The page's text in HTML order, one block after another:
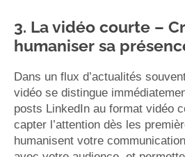
3. La vidéo courte –
humaniser sa
Dans un flux d’actualités
vidéo se distingue
posts LinkedIn au format vidéo
capter l’attention dès les
humanisent votre